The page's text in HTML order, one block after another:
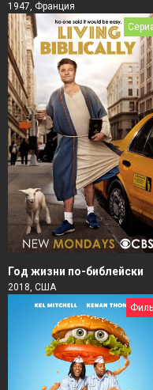
1947, Франция
Год жизни по-библейски
2018, США